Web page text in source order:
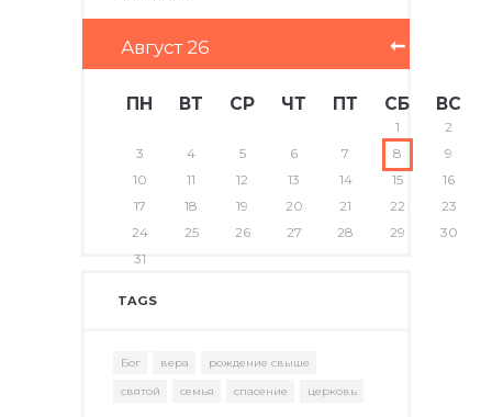
Август 26
ПН ВТ СР ЧТ ПТ СБ ВС
1
2
3
4 5 6 7 8
9
10
11 12 13 14 15
16
17
18 19 20 21 22
23
24
25 26 27 28 29
30
31
TAGS
Бог вера
рождение свыше
святой
семья спасение церковь